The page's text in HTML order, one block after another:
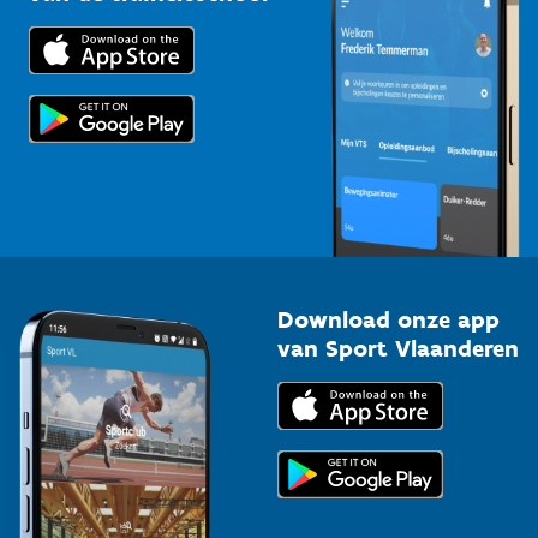
Trainers en begeleiders
Topsporters
Downloads
Voor de pers
Download onze app
van Sport Vlaanderen